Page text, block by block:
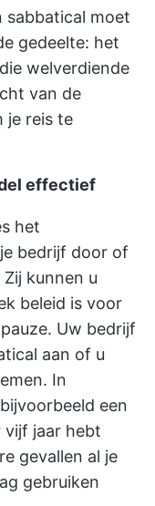
sabbatical moet
gedeelte: het
welverdiende
van de
je reis te
effectief
het
bedrijf door of
kunnen u
beleid is voor
Uw bedrijf
aan of u
In
een
vijf jaar hebt
gevallen al je
gebruiken